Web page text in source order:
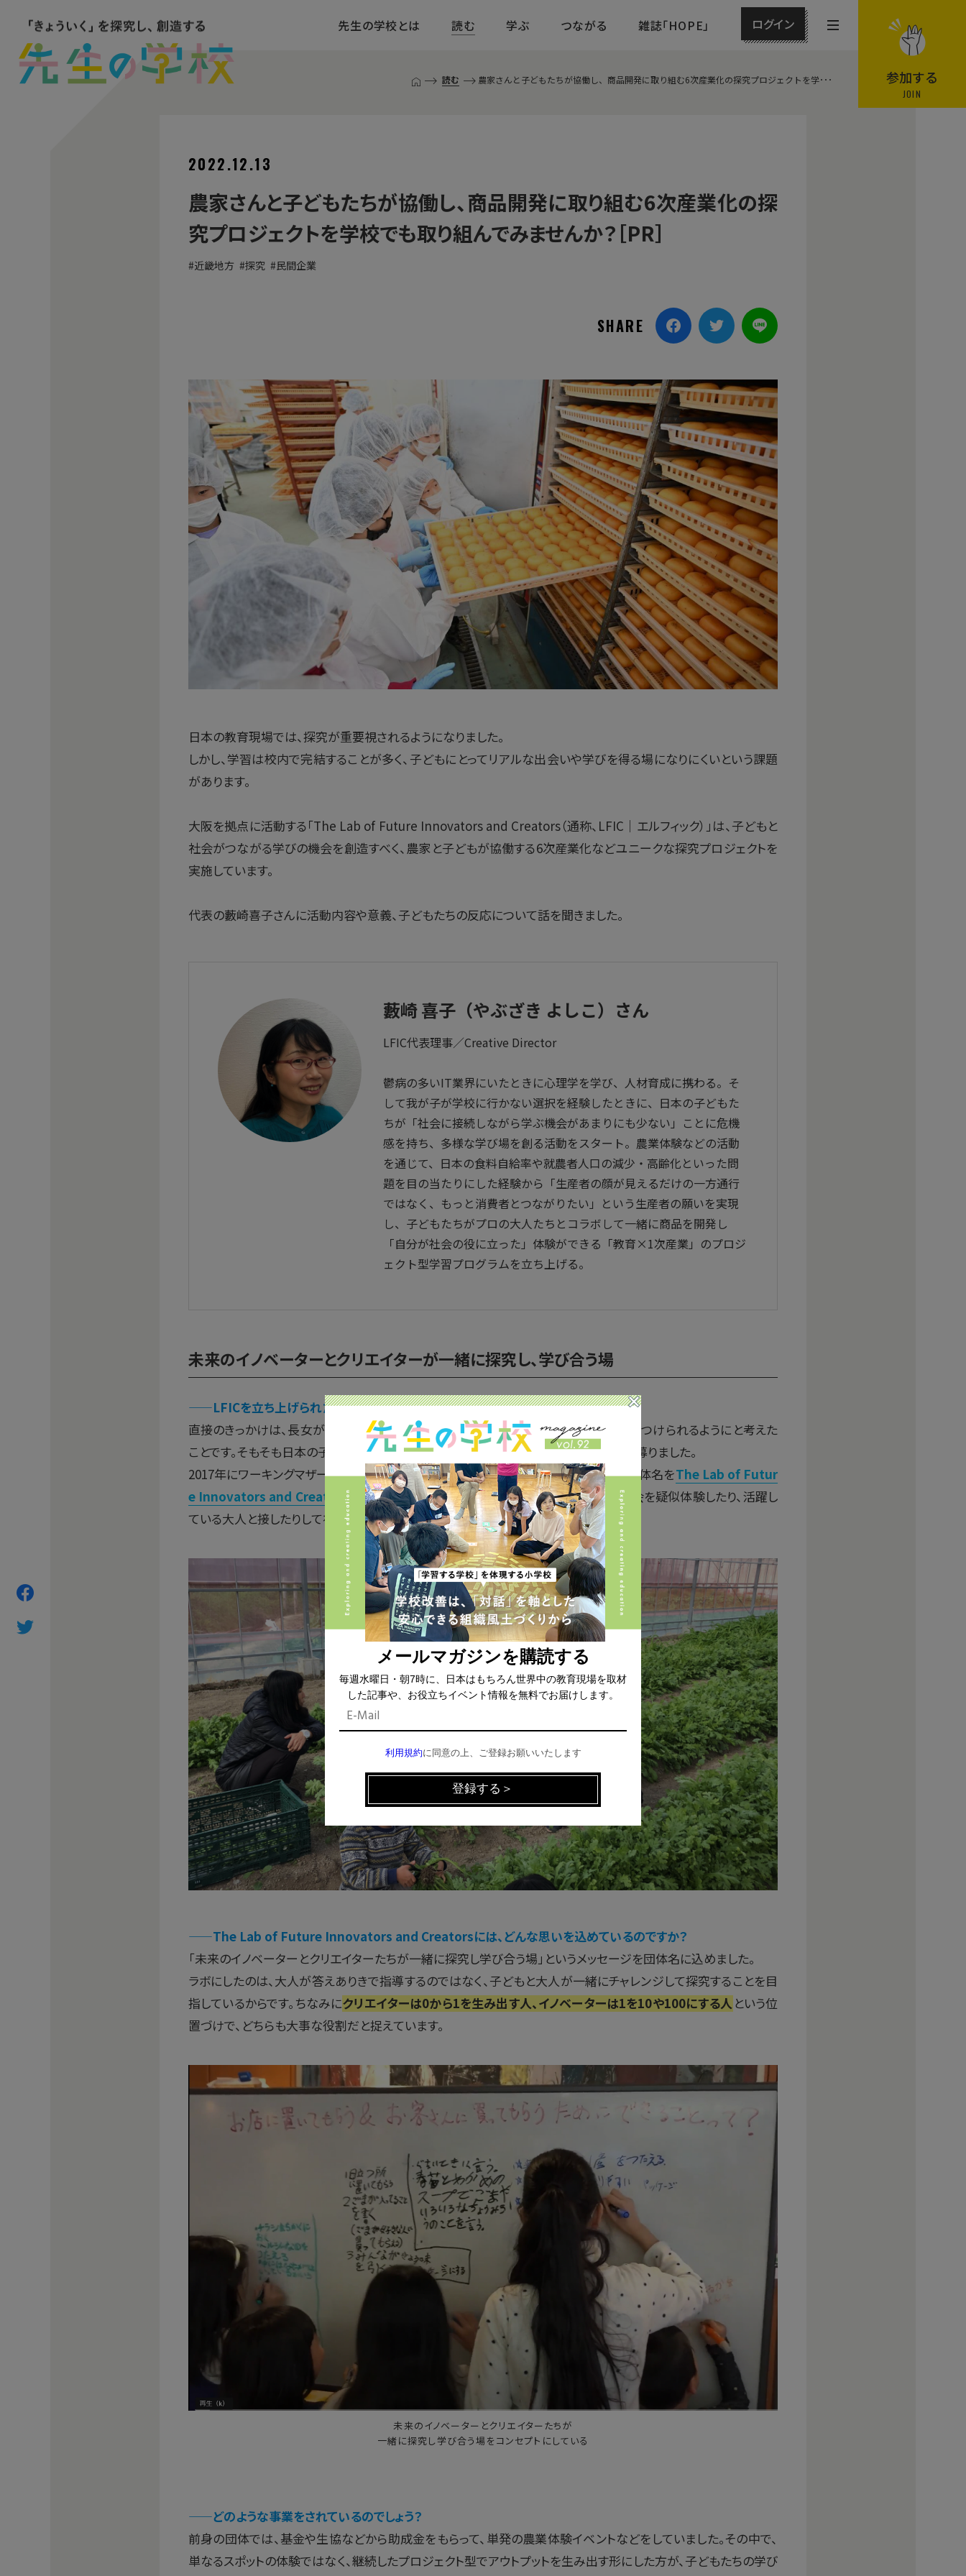
先生の学校とは 読む 学ぶ つながる 雑誌「HOPE」 ログイン
メ
ュ
参加する
JOIN
T
読む 農家さんと子どもたちが協働し、商品開発に取り組む6次産業化の探究プロジェクトを学･･･
2022.12.13
農家さんと子どもたちが協働し、商品開発に取り組む6次産業化の探
究プロジェクトを学校でも取り組んでみませんか？［PR］
近畿地方 探究 民間企業
SHARE
日本の教育現場では、探究が重要視されるようになりました。
しかし、学習は校内で完結することが多く、子どもにとってリアルな出会いや学びを得る場になりにくいという課題
があります。
大阪を拠点に活動する「The Lab of Future Innovators and Creators（通称、LFIC｜エルフィック）」は、子どもと
社会がつながる学びの機会を創造すべく、農家と子どもが協働する6次産業化などユニークな探究プロジェクトを
実施しています。
代表の藪崎喜子さんに活動内容や意義、子どもたちの反応について話を聞きました。
藪崎 喜子（やぶざき よしこ）さん
LFIC代表理事／Creative Director
鬱病の多いIT業界にいたときに心理学を学び、人材育成に携わる。そ
して我が子が学校に行かない選択を経験したときに、日本の子どもた
ちが「社会に接続しながら学ぶ機会があまりにも少ない」ことに危機
感を持ち、多様な学び場を創る活動をスタート。農業体験などの活動
を通じて、日本の食料自給率や就農者人口の減少・高齢化といった問
題を目の当たりにした経験から「生産者の顔が見えるだけの一方通行
ではなく、もっと消費者とつながりたい」という生産者の願いを実現
し、子どもたちがプロの大人たちとコラボして一緒に商品を開発し
「自分が社会の役に立った」体験ができる「教育×1次産業」のプロジ
ェクト型学習プログラムを立ち上げる。
未来のイノベーターとクリエイターが一緒に探究し、学び合う場
——LFICを立ち上げられた背景を教えてください。
直接のきっかけは、長女が中学で学校へ行かない選択をし、学校外でも生きる力を身につけられるようにと考えた
ことです。そもそも日本の子どもたちは社会と接点を持つ機会が少なすぎると危機感が募りました。
2017年にワーキングマザーで団体を設立し、週末に親子イベントを開催。2019年には団体名をThe Lab of Futur
e Innovators and Creators
、愛称LFICに変更しました。そして、子どもたちが社会を疑似体験したり、活躍し
ている大人と接したりして視野を広げられるようなプログラムを作って活動しています。
——The Lab of Future Innovators and Creatorsには、どんな思いを込めているのですか？
「未来のイノベーターとクリエイターたちが一緒に探究し学び合う場」というメッセージを団体名に込めました。
ラボにしたのは、大人が答えありきで指導するのではなく、子どもと大人が一緒にチャレンジして探究することを目
指しているからです。ちなみにクリエイターは0から1を生み出す人、イノベーターは1を10や100にする人 という位
置づけで、どちらも大事な役割だと捉えています。
未来のイノベーターとクリエイターたちが
一緒に探究し学び合う場をコンセプトにしている
——どのような事業をされているのでしょう？
前身の団体では、基金や生協などから助成金をもらって、単発の農業体験イベントなどをしていました。その中で、
単なるスポットの体験ではなく、継続したプロジェクト型でアウトプットを生み出す形にした方が、子どもたちの学び
メールマガジンを購読する
毎週水曜日・朝7時に、日本はもちろん世界中の教育現場を取材
した記事や、お役立ちイベント情報を無料でお届けします。
利用規約に同意の上、ご登録お願いいたします